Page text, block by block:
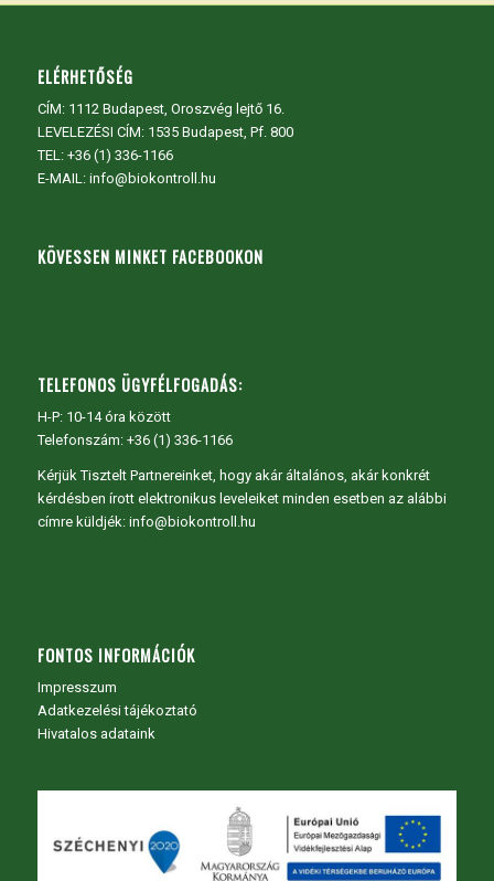
ELÉRHETŐSÉG
CÍM: 1112 Budapest, Oroszvég lejtő 16.
LEVELEZÉSI CÍM: 1535 Budapest, Pf. 800
TEL: +36 (1) 336-1166
E-MAIL: info@biokontroll.hu
KÖVESSEN MINKET FACEBOOKON
TELEFONOS ÜGYFÉLFOGADÁS:
H-P: 10-14 óra között
Telefonszám: +36 (1) 336-1166
Kérjük Tisztelt Partnereinket, hogy akár általános, akár konkrét
kérdésben írott elektronikus leveleiket minden esetben az alábbi
címre küldjék: info@biokontroll.hu
FONTOS INFORMÁCIÓK
Impresszum
Adatkezelési tájékoztató
Hivatalos adataink